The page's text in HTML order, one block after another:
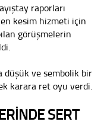
raporları
kesim hizmeti için
görüşmelerin
düşük ve sembolik bir
karara ret oyu verdi.
SERT